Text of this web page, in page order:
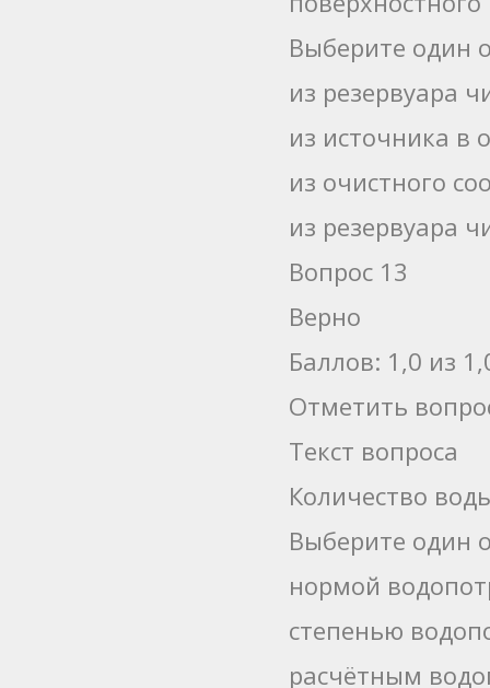
Выберите один
из резервуара
из источника в
из очистного
из резервуара
Вопрос 13
Верно
Баллов: 1,0 из
Отметить
Текст вопроса
Количество
Выберите один
нормой
степенью
расчётным